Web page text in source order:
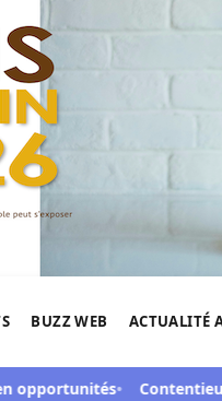
BUZZ WEB ACTUALITÉ
Contentieux à